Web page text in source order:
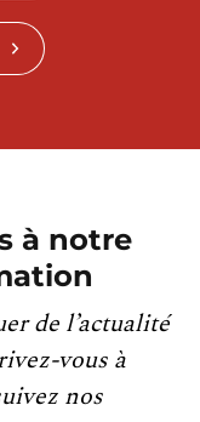
à notre
de l’actualité
vous à
nos